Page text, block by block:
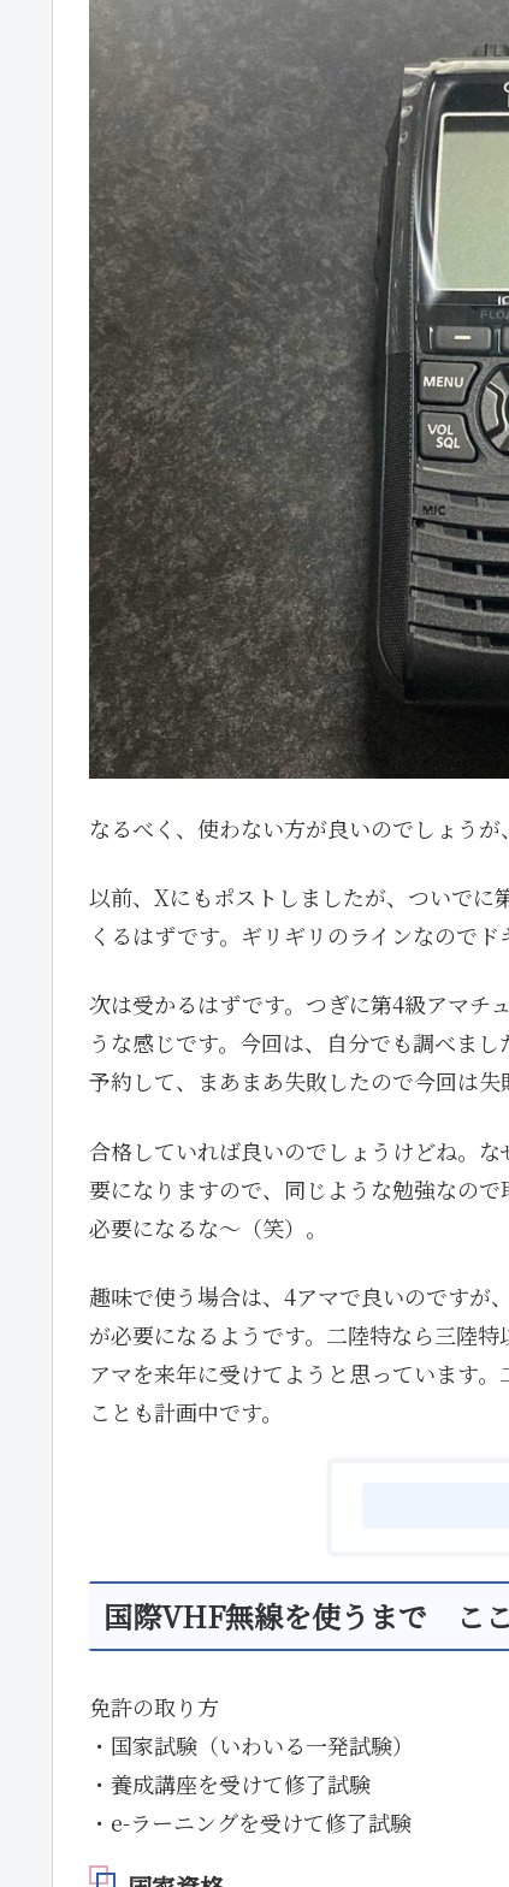
なるべく、使わない方が良いのでしょうが
以前、Xにもポストしましたが、ついで
くるはずです。ギリギリのラインなので
次は受かるはずです。つぎに第4級アマチ
うな感じです。今回は、自分でも調べま
予約して、まあまあ失敗したので今回は失
合格していれば良いのでしょうけどね。
要になりますので、同じような勉強なの
必要になるな〜（笑）。
趣味で使う場合は、4アマで良いのですが
が必要になるようです。二陸特なら三陸
アマを来年に受けてようと思っています
ことも計画中です。
国際VHF無線を使うまで こ
免許の取り方
・国家試験（いわいる一発試験）
・養成講座を受けて修了試験
・e-ラーニングを受けて修了試験